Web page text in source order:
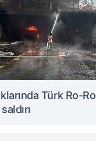
Türk Ro-Ro